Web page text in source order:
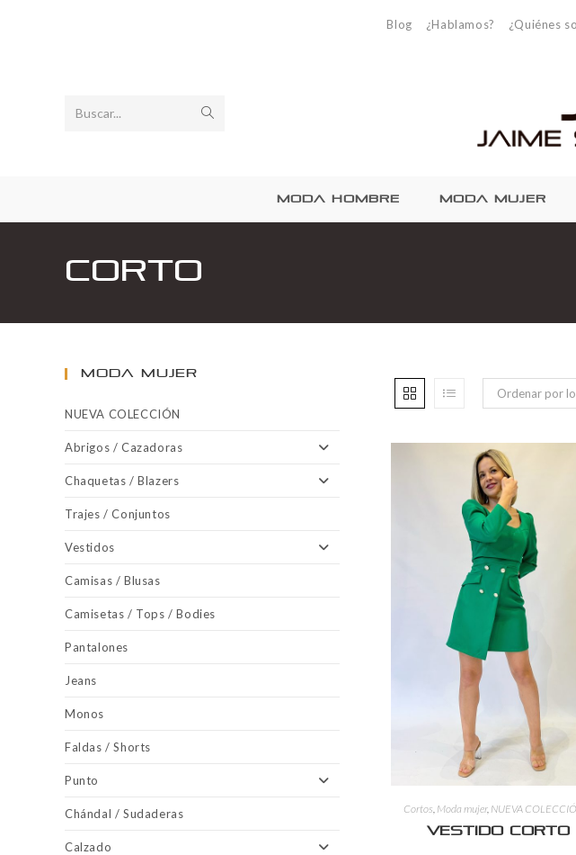
Blog ¿Hablamos? ¿Quiénes
Buscar...
MODA HOMBRE MODA MUJER
Corto
Ordenar por
Cortos Moda mujer, NUEVA
Vestido Corto
MODA MUJER
NUEVA COLECCIÓN
Abrigos / Cazadoras
Chaquetas / Blazers
Trajes / Conjuntos
Vestidos
Camisas / Blusas
Camisetas / Tops / Bodies
Pantalones
Jeans
Monos
Faldas / Shorts
Punto
Chándal / Sudaderas
Calzado